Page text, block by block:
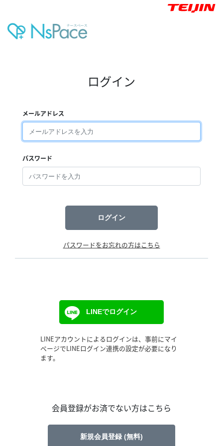
ログイン
メールアドレス
パスワード
ログイン
パスワードをお忘れの方はこちら
LINEでログイン
LINEアカウントによるログインは、事前にマイ
ページでLINEログイン連携の設定が必要になり
ます。
会員登録がお済でない方はこちら
新規会員登録 (無料)